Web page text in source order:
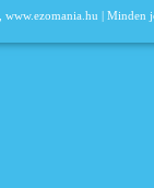
www.ezomania.hu | Minden